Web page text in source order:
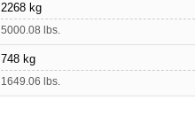
2268 kg
5000.08 lbs.
748 kg
1649.06 lbs.